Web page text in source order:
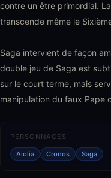
contre un être primordial.
transcende même le
Saga intervient de façon
double jeu de Saga est
sur le court terme, mais
manipulation du faux Pape
PERSONNAGES
Aiolia Cronos Saga